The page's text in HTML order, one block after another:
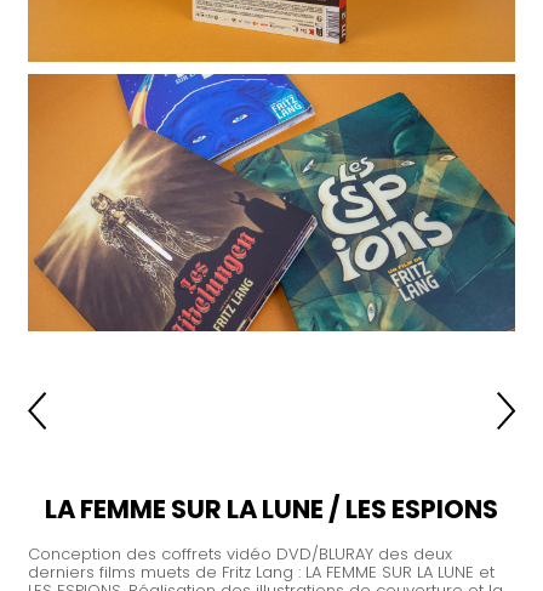
LA FEMME SUR LA LUNE / LES ESPIONS
Conception des coffrets vidéo DVD/BLURAY des deux
derniers films muets de Fritz Lang : LA FEMME SUR LA LUNE et